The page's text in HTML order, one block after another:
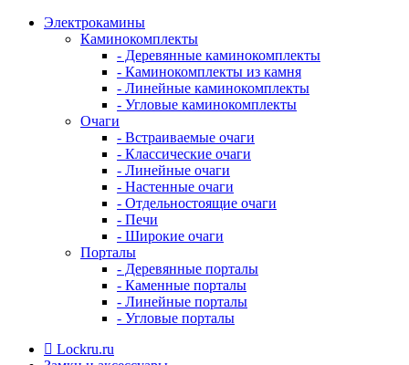
Электрокамины
Каминокомплекты
- Деревянные каминокомплекты
- Каминокомплекты из камня
- Линейные каминокомплекты
- Угловые каминокомплекты
Очаги
- Встраиваемые очаги
- Классические очаги
- Линейные очаги
- Настенные очаги
- Отдельностоящие очаги
- Печи
- Широкие очаги
Порталы
- Деревянные порталы
- Каменные порталы
- Линейные порталы
- Угловые порталы
Lockru.ru